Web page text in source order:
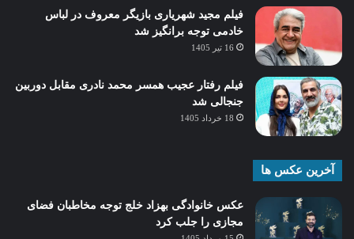
فیلم مجید شهریاری بازیگر معروف در لباس
خادمی توجه برانگیز شد
16 تیر 1405
فیلم رفتار عجیب همسر محمد نادری مقابل دوربین
جنجالی شد
18 خرداد 1405
آخرین عکس ها
عکس خانوادگی بهزاد خلج توجه مخاطبان فضای
مجازی را جلب کرد